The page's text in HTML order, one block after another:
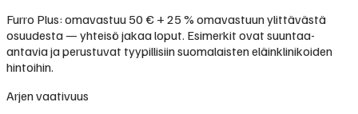
Furro Plus: omavastuu 50 € + 25 % omavastuun ylittävästä
osuudesta — yhteisö jakaa loput. Esimerkit ovat suuntaa-
antavia ja perustuvat tyypillisiin suomalaisten eläinklinikoiden
hintoihin.
Arjen vaativuus